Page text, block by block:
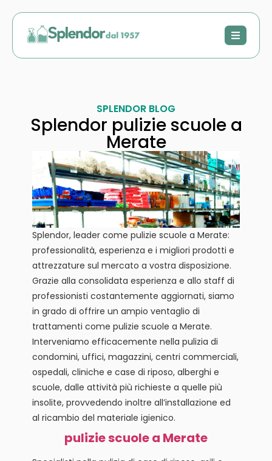
SPLENDOR BLOG
Splendor pulizie scuole a
Merate
Splendor, leader come pulizie scuole a Merate:
professionalità, esperienza e i migliori prodotti e
attrezzature sul mercato a vostra disposizione.
Grazie alla consolidata esperienza e allo staff di
professionisti costantemente aggiornati, siamo
in grado di offrire un ampio ventaglio di
trattamenti come pulizie scuole a Merate.
Interveniamo efficacemente nella pulizia di
condomini, uffici, magazzini, centri commerciali,
ospedali, cliniche e case di riposo, alberghi e
scuole, dalle attività più richieste a quelle più
insolite, provvedendo inoltre all’installazione ed
al ricambio del materiale igienico.
pulizie scuole a Merate